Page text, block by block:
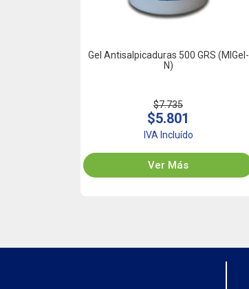
Gel Antisalpicaduras 500 GRS (MIGel-
N)
$7.735
$5.801
IVA Incluído
Ver Más